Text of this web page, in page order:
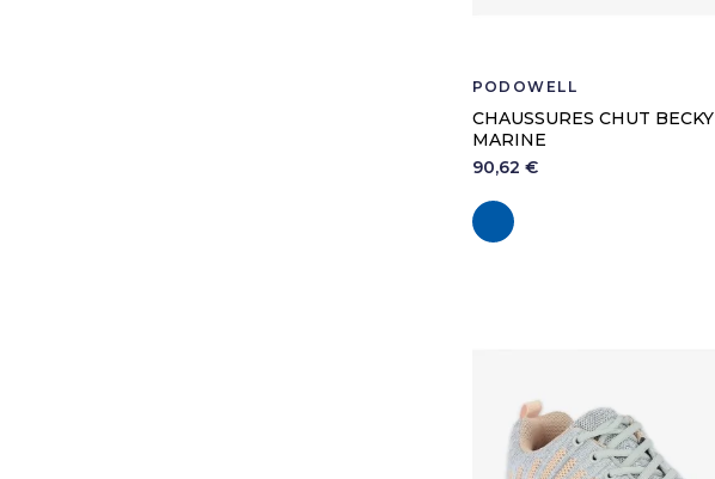
PODOWELL
CHAUSSURES CHUT BECKY
MARINE
90,62 €
Marine